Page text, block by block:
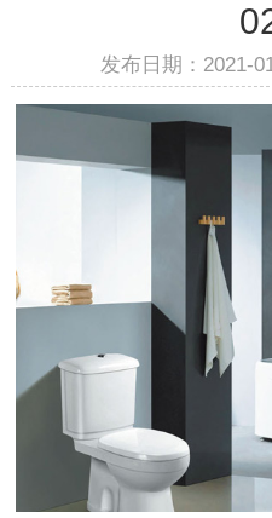
发布日期：2021-